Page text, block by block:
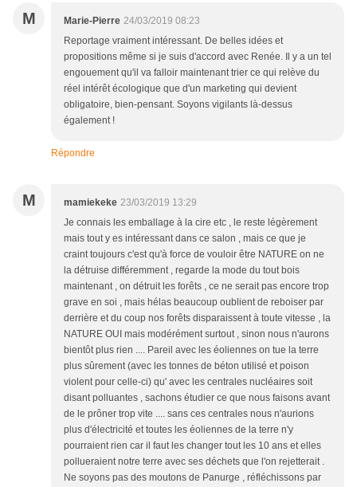
M Marie-Pierre 24/03/2019 08:23
Reportage vraiment intéressant. De belles idées et
propositions même si je suis d'accord avec Renée. Il y a un tel
engouement qu'il va falloir maintenant trier ce qui relève du
réel intérêt écologique que d'un marketing qui devient
obligatoire, bien-pensant. Soyons vigilants là-dessus
également !
Répondre
M mamiekeke 23/03/2019 13:29
Je connais les emballage à la cire etc , le reste légèrement
mais tout y es intéressant dans ce salon , mais ce que je
craint toujours c'est qu'à force de vouloir être NATURE on ne
la détruise différemment , regarde la mode du tout bois
maintenant , on détruit les forêts , ce ne serait pas encore trop
grave en soi , mais hélas beaucoup oublient de reboiser par
derrière et du coup nos forêts disparaissent à toute vitesse , la
NATURE OUI mais modérément surtout , sinon nous n'aurons
bientôt plus rien .... Pareil avec les éoliennes on tue la terre
plus sûrement (avec les tonnes de béton utilisé et poison
violent pour celle-ci) qu' avec les centrales nucléaires soit
disant polluantes , sachons étudier ce que nous faisons avant
de le prôner trop vite .... sans ces centrales nous n'aurions
plus d'électricité et toutes les éoliennes de la terre n'y
pourraient rien car il faut les changer tout les 10 ans et elles
pollueraient notre terre avec ses déchets que l'on rejetterait .
Ne soyons pas des moutons de Panurge , réfléchissons par